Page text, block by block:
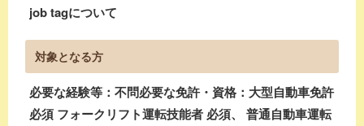
job tagについて
対象となる方
必要な経験等：不問必要な免許・資格：大型自動車免許
必須 フォークリフト運転技能者 必須、 普通自動車運転